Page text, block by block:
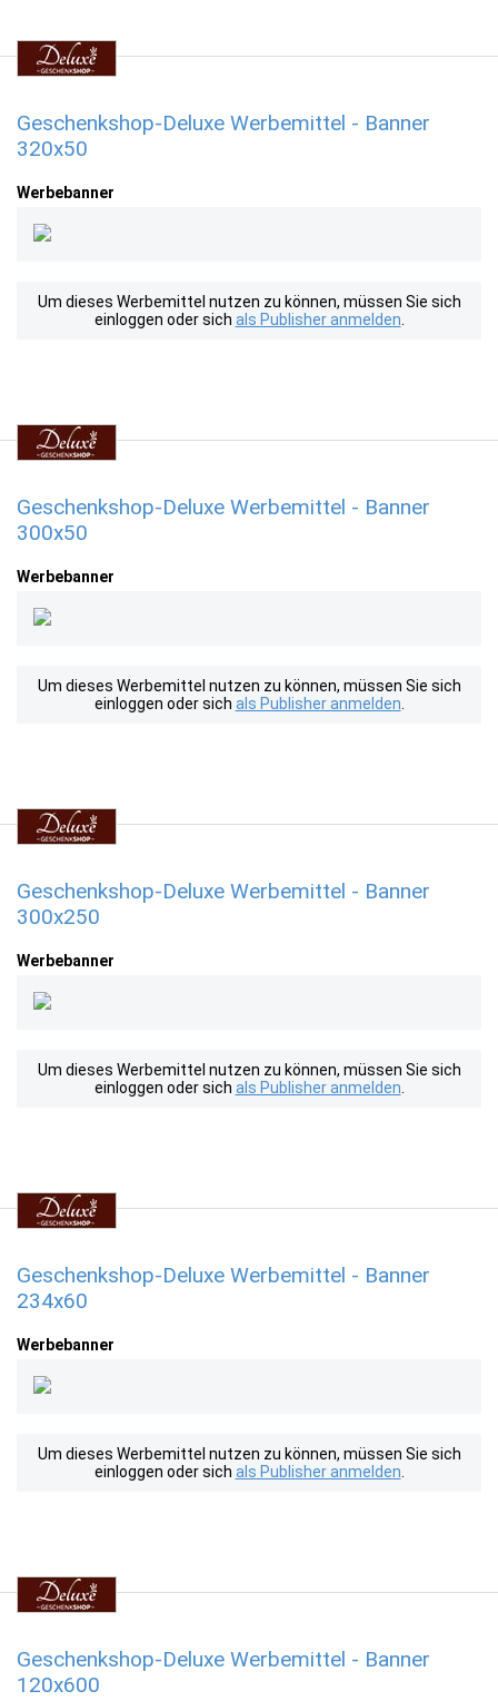
Geschenkshop-Deluxe Werbemittel - Banner
320x50
Werbebanner
Um dieses Werbemittel nutzen zu können, müssen Sie sich
einloggen oder sich als Publisher anmelden
Geschenkshop-Deluxe Werbemittel - Banner
300x50
Werbebanner
Um dieses Werbemittel nutzen zu können, müssen Sie sich
einloggen oder sich als Publisher anmelden
Geschenkshop-Deluxe Werbemittel - Banner
300x250
Werbebanner
Um dieses Werbemittel nutzen zu können, müssen Sie sich
einloggen oder sich als Publisher anmelden
Geschenkshop-Deluxe Werbemittel - Banner
234x60
Werbebanner
Um dieses Werbemittel nutzen zu können, müssen Sie sich
einloggen oder sich als Publisher anmelden
Geschenkshop-Deluxe Werbemittel - Banner
120x600